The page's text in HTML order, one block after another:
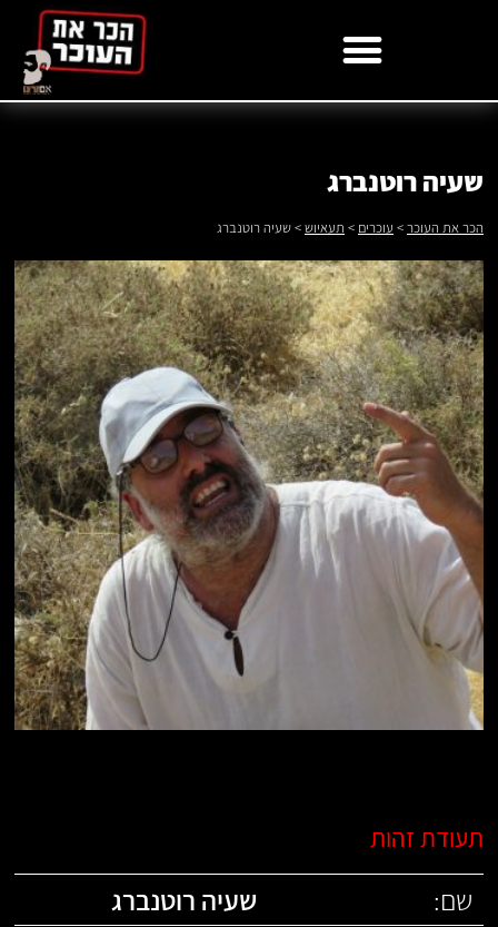
תעודת זהות
שם:
שעיה רוטנברג
שעיה רוטנברג
הכר את העוכר> עוכרים > תעאיוש>שעיה רוטנברג